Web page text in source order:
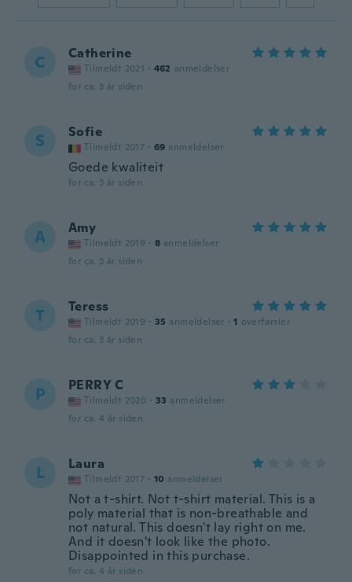
C Catherine
Tilmeldt 2021 · 462 anmeldelser
for ca. 3 år siden
S Sofie
Tilmeldt 2017 · 69 anmeldelser
Goede kwaliteit
for ca. 3 år siden
A Amy
Tilmeldt 2019 · 8 anmeldelser
for ca. 3 år siden
T Teress
Tilmeldt 2019 · 35 anmeldelser · 1 overførsler
for ca. 3 år siden
P PERRY C
Tilmeldt 2020 · 33 anmeldelser
for ca. 4 år siden
L Laura
Tilmeldt 2017 · 10 anmeldelser
Not a t-shirt. Not t-shirt material. This is a
poly material that is non-breathable and
not natural. This doesn't lay right on me.
And it doesn't look like the photo.
Disappointed in this purchase.
for ca. 4 år siden